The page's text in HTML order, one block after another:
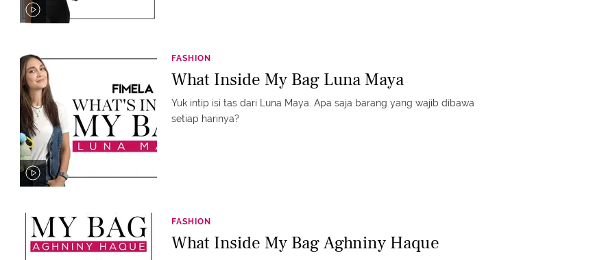
FASHION
What Inside My Bag Luna Maya
Yuk intip isi tas dari Luna Maya. Apa saja barang yang wajib dibawa
setiap harinya?
FASHION
What Inside My Bag Aghniny Haque